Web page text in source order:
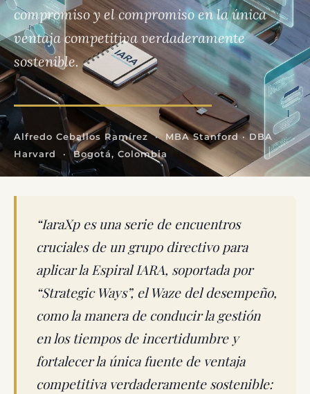
compromiso y el compromiso en la única
ventaja competitiva verdaderamente
sostenible.
Alfredo Ceballos Ramírez · MBA Stanford · DBA
Harvard · Bogotá, Colombia
“IaraXp es una serie de encuentros
cruciales de un grupo directivo para
aplicar la Espiral IARA, soportada por
“Strategic Ways”, el Waze del desempeño,
como la manera de conducir la gestión
en los tiempos de incertidumbre y
fortalecer la única fuente de ventaja
competitiva verdaderamente sostenible: